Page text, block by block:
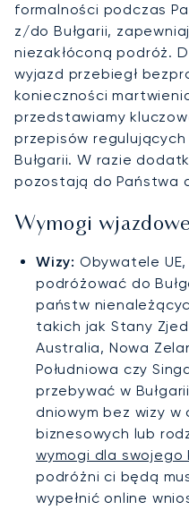
formalności podczas
z/do Bułgarii,
niezakłóconą podróż.
wyjazd przebiegł
konieczności
przedstawiamy
przepisów
Bułgarii. W razie
pozostają do Państwa
Wymogi
Wizy: Obywatele
podróżować do
państw
takich jak Stany
Australia, Nowa
Południowa czy
przebywać w
dniowym bez wizy
biznesowych lub
wymogi dla swojego
podróżni ci będą
wypełnić online